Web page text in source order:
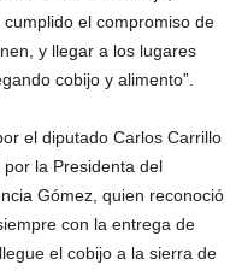
el compromiso de
y llegar a los lugares
cobijo y alimento”.
el diputado Carlos Carrillo
la Presidenta del
Gómez, quien reconoció
con la entrega de
el cobijo a la sierra de